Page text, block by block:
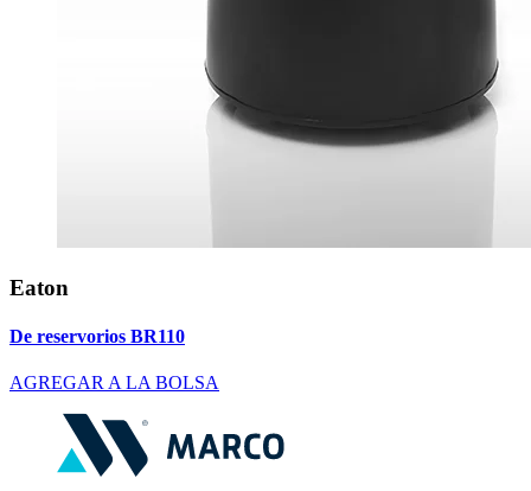
Eaton
De reservorios BR110
AGREGAR A LA BOLSA